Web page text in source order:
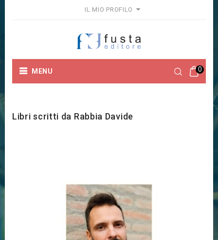
IL MIO PROFILO
0
MENU
Libri scritti da Rabbia Davide